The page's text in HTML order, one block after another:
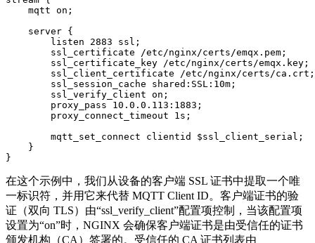
mqtt on;
server {
listen 2883 ssl;
ssl_certificate /etc/nginx/certs/emqx.pem;
ssl_certificate_key /etc/nginx/certs/emqx.key;
ssl_client_certificate /etc/nginx/certs/
ssl_session_cache shared:SSL:10m;
ssl_verify_client on;
proxy_pass 10.0.0.113:1883;
proxy_connect_timeout 1s;
mqtt_set_connect clientid $ssl_client_serial;
}
在这个示例中，我们从设备的客户端 SSL 证书中提取一个唯
一标识符，并用它来代替 MQTT Client ID。客户端证书的验
证（双向 TLS）由“ssl_verify_client”配置项控制，当该配置项
设置为“on”时，NGINX 会确保客户端证书是由受信任的证书
颁发机构（CA）签署的。受信任的 CA 证书列表由